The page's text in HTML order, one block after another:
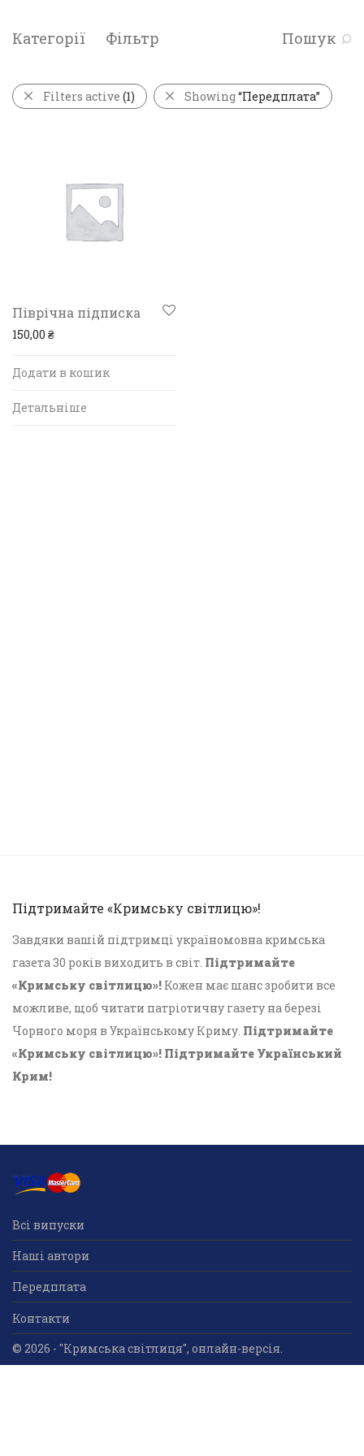
Категорії Фільтр Пошук
Filters active (1) Showing“Передплата”
Піврічна підписка
150,00 ₴
Додати в кошик
Детальніше
Підтримайте «Кримську світлицю»!
Завдяки вашій підтримці україномовна кримська
газета 30 років виходить в світ. Підтримайте
«Кримську світлицю»! Кожен має шанс зробити все
можливе, щоб читати патріотичну газету на березі
Чорного моря в Українському Криму. Підтримайте
«Кримську світлицю»! Підтримайте Український
Крим!
Всі випуски
Наші автори
Передплата
Контакти
© 2026 - "Кримська світлиця", онлайн-версія.